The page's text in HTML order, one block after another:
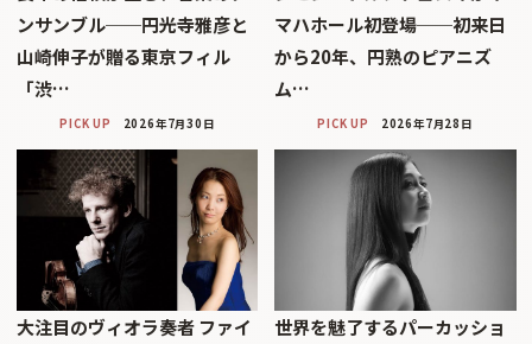
ンサンブル──円光寺雅彦と
山崎伸子が贈る東京フィル
「渋…
PICK UP 2026年7月30日
マハホール初登場──初来日
から20年、円熟のピアニズ
ム…
PICK UP 2026年7月28日
大注目のヴィオラ奏者 ファイ
世界を魅了するパーカッショ